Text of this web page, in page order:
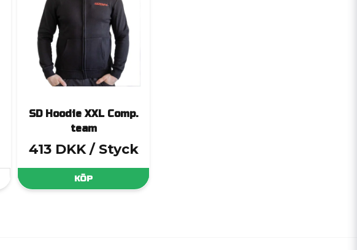
SD Hoodie XXL Comp.
team
413 DKK / Styck
KÖP